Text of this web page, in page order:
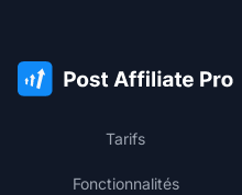
Tarifs
Fonctionnalités